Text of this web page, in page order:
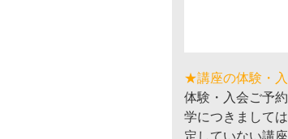
★講座の体験・
体験・入会ご予
学につきまして